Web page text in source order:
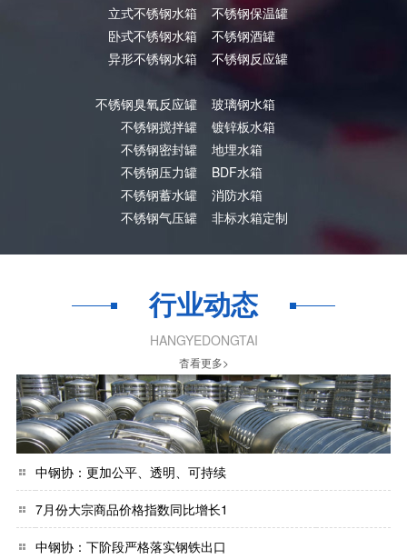
立式不锈钢水箱
卧式不锈钢水箱
异形不锈钢水箱
不锈钢臭氧反应罐
不锈钢搅拌罐
不锈钢密封罐
不锈钢压力罐
不锈钢蓄水罐
不锈钢气压罐
不锈钢保温罐
不锈钢酒罐
不锈钢反应罐
玻璃钢水箱
镀锌板水箱
地埋水箱
BDF水箱
消防水箱
非标水箱定制
行业动态
HANGYEDONGTAI
杳看更多>
中钢协：更加公平、透明、可持续
7月份大宗商品价格指数同比增长1
中钢协：下阶段严格落实钢铁出口